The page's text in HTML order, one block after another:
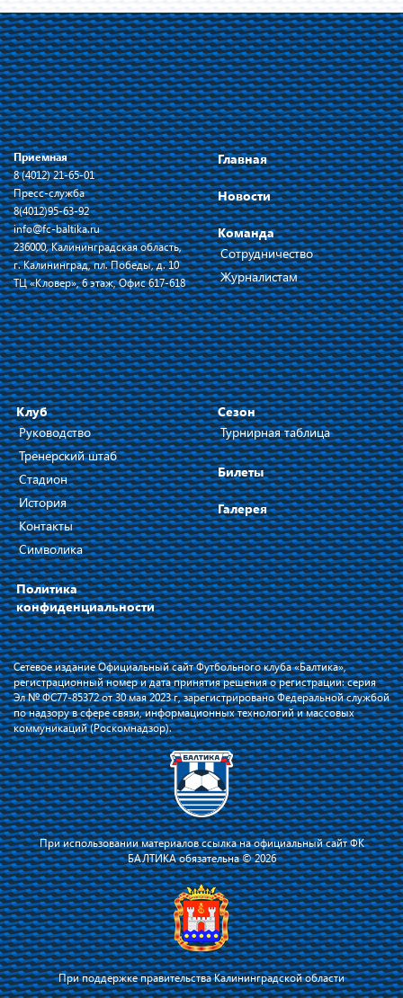
Приемная
8 (4012) 21-65-01
Пресс-служба
8(4012)95-63-92
info@fc-baltika.ru
236000, Калининградская область,
г. Калининград, пл. Победы, д. 10
ТЦ «Кловер», 6 этаж, Офис 617-618
Главная
Новости
Команда
Сотрудничество
Журналистам
Клуб
Руководство
Тренерский штаб
Стадион
История
Контакты
Символика
Политика
конфиденциальности
Сезон
Турнирная таблица
Билеты
Галерея
Сетевое издание Официальный сайт Футбольного клуба «Балтика»,
регистрационный номер и дата принятия решения о регистрации: серия
Эл № ФС77-85372 от 30 мая 2023 г, зарегистрировано Федеральной службой
по надзору в сфере связи, информационных технологий и массовых
коммуникаций (Роскомнадзор).
При использовании материалов ссылка на официальный сайт ФК
БАЛТИКА обязательна © 2026
При поддержке правительства Калининградской области